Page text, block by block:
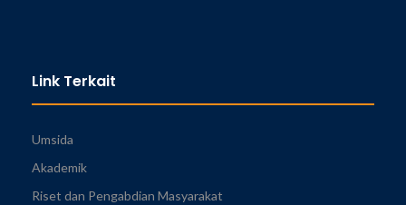
Link Terkait
Umsida
Akademik
Riset dan Pengabdian Masyarakat